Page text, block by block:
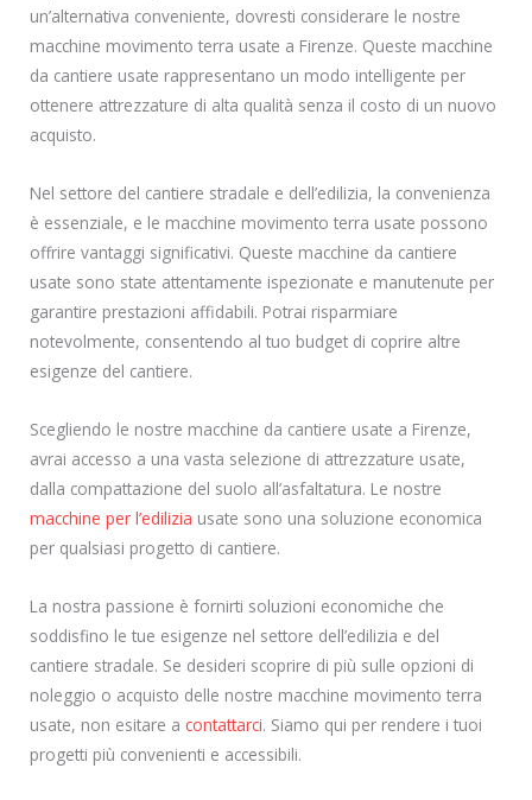
un’alternativa conveniente, dovresti considerare le nostre
macchine movimento terra usate a Firenze. Queste macchine
da cantiere usate rappresentano un modo intelligente per
ottenere attrezzature di alta qualità senza il costo di un nuovo
acquisto.
Nel settore del cantiere stradale e dell’edilizia, la convenienza
è essenziale, e le macchine movimento terra usate possono
offrire vantaggi significativi. Queste macchine da cantiere
usate sono state attentamente ispezionate e manutenute per
garantire prestazioni affidabili. Potrai risparmiare
notevolmente, consentendo al tuo budget di coprire altre
esigenze del cantiere.
Scegliendo le nostre macchine da cantiere usate a Firenze,
avrai accesso a una vasta selezione di attrezzature usate,
dalla compattazione del suolo all’asfaltatura. Le nostre
macchine per l’edilizia usate sono una soluzione economica
per qualsiasi progetto di cantiere.
La nostra passione è fornirti soluzioni economiche che
soddisfino le tue esigenze nel settore dell’edilizia e del
cantiere stradale. Se desideri scoprire di più sulle opzioni di
noleggio o acquisto delle nostre macchine movimento terra
usate, non esitare a contattarci. Siamo qui per rendere i tuoi
progetti più convenienti e accessibili.